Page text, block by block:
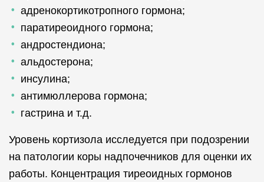
адренокортикотропного гормона;
паратиреоидного гормона;
андростендиона;
альдостерона;
инсулина;
антимюллерова гормона;
гастрина и т.д.
Уровень кортизола исследуется при подозрении
на патологии коры надпочечников для оценки их
работы. Концентрация тиреоидных гормонов